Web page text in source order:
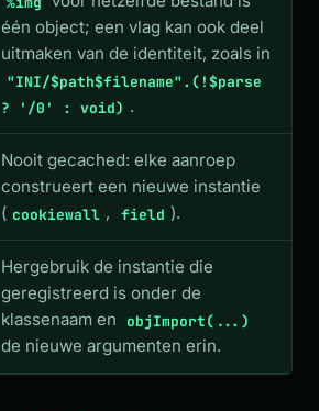
één object; een vlag kan ook deel
uitmaken van de identiteit, zoals in
"INI/$path$filename".(!$parse
? '/0' : void) .
Nooit gecached: elke aanroep
construeert een nieuwe instantie
( cookiewall , field ).
Hergebruik de instantie die
geregistreerd is onder de
klassenaam en
objImport(...)
de nieuwe argumenten erin.